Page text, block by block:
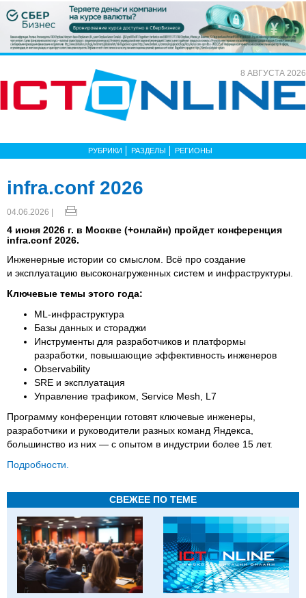
8 АВГУСТА 2026
РУБРИКИ РАЗДЕЛЫ РЕГИОНЫ
infra.conf 2026
04.06.2026 |
4 июня 2026 г. в Москве (+онлайн) пройдет конференция
infra.conf 2026.
Инженерные истории со смыслом. Всё про создание
и эксплуатацию высоконагруженных систем и инфраструктуры.
Ключевые темы этого года:
ML-инфраструктура
Базы данных и стораджи
Инструменты для разработчиков и платформы
разработки, повышающие эффективность инженеров
Observability
SRE и эксплуатация
Управление трафиком, Service Mesh, L7
Программу конференции готовят ключевые инженеры,
разработчики и руководители разных команд Яндекса,
большинство из них — с опытом в индустрии более 15 лет.
Подробности.
СВЕЖЕЕ ПО ТЕМЕ